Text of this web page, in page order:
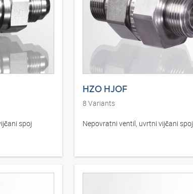
spoj
HZO HJOF
8 Variants
Nepovratni ventil, uvrtni vijčani spoj